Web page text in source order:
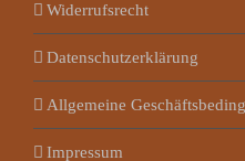
Widerrufsrecht
Datenschutzerklärung
Allgemeine
Impressum